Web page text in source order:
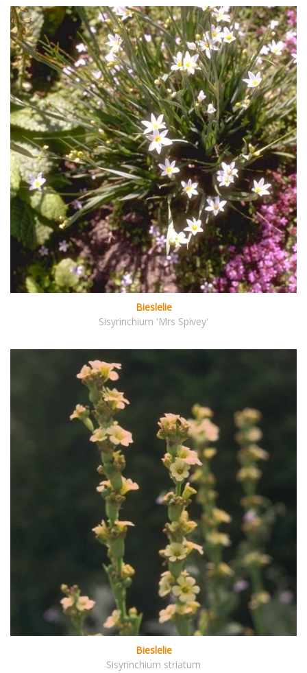
Bieslelie
Sisyrinchium 'Mrs Spivey'
Bieslelie
Sisyrinchium striatum